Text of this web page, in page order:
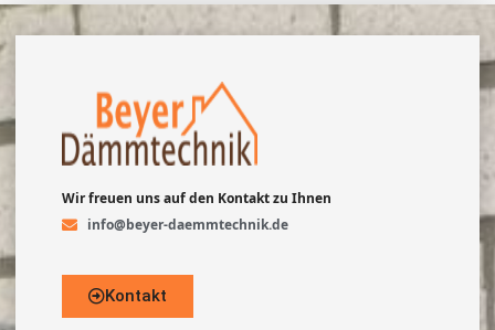
Wir freuen uns auf den Kontakt zu Ihnen
info@beyer-daemmtechnik.de
Kontakt